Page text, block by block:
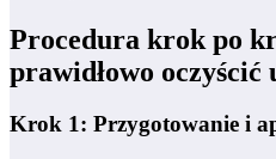
Procedura krok po
prawidłowo oczyścić
Krok 1: Przygotowanie i